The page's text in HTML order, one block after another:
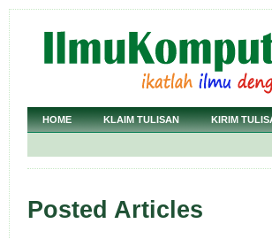
HOME KLAIM TULISAN KIRIM
Posted Articles